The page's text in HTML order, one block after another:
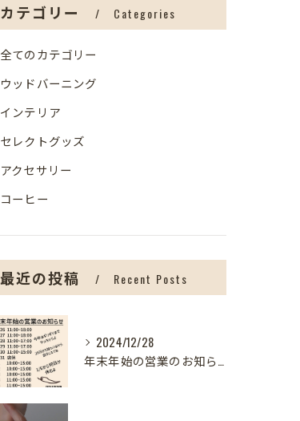
カテゴリー Categories
全てのカテゴリー
ウッドバーニング
インテリア
セレクトグッズ
アクセサリー
コーヒー
最近の投稿 Recent Posts
2024/12/28
年末年始の営業のお知らせ【盛岡の雑貨屋】